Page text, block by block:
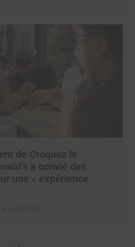
de Croquez le
a convié des
une « expérience